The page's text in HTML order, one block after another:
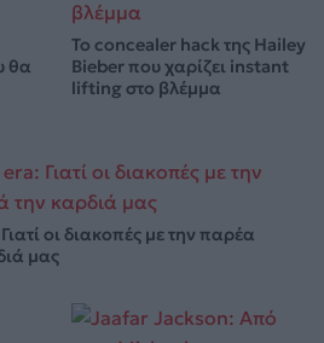
θα
Το concealer hack της Hailey
Bieber που χαρίζει instant
lifting στο βλέμμα
οι διακοπές με την παρέα
μας